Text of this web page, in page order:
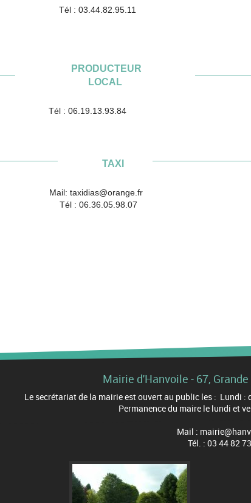
: 03.44.82.95.11
PRODUCTEUR
LOCAL
Tél : 06.19.13.93.84
TAXI
06.36.05.98.07
Mairie d'Hanvoile - 67,
Le secrétariat de la mairie est ouvert au public les : Lundi :
Permanence du maire le lundi et
Mail :
Tél. : 03 44 82